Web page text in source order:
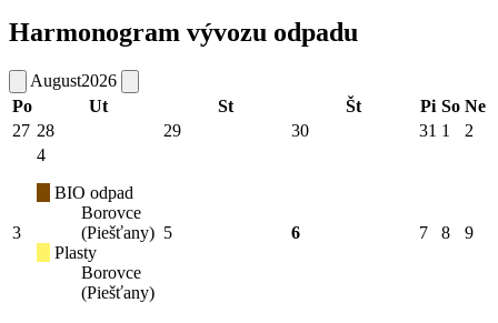
Harmonogram vývozu odpadu
August2026
Po
Ut St Št Pi So Ne
27 28 29 30 31 1 2
3
4
BIO odpad
Borovce
(Piešťany)
Plasty
Borovce
(Piešťany)
5 6 7 8 9